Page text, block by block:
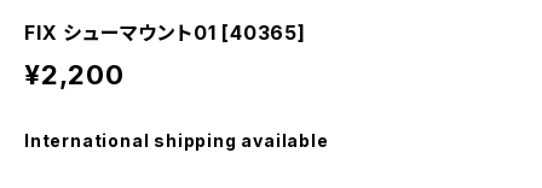
FIX シューマウント01 [40365]
¥2,200
International shipping available